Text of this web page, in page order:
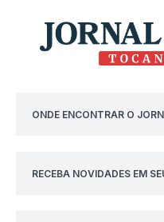
ONDE ENCONTRAR O
RECEBA NOVIDADES EM